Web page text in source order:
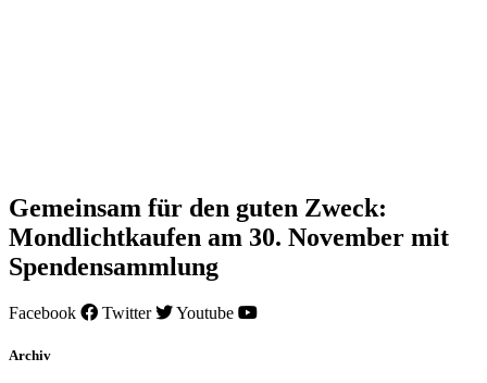
Gemeinsam für den guten Zweck:
Mondlichtkaufen am 30. November mit
Spendensammlung
Facebook Twitter Youtube
Archiv